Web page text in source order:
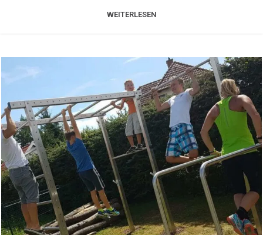
WEITERLESEN